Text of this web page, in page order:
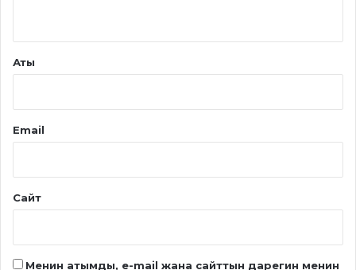
Аты
Email
Сайт
Менин атымды, e-mail жана сайттын дарегин менин